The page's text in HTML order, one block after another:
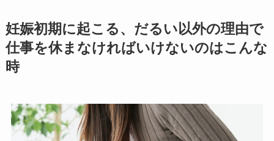
妊娠初期に起こる、だるい以外の理由で
仕事を休まなければいけないのはこんな
時